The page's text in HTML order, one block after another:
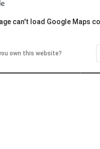
can't load Google Maps
own this website?